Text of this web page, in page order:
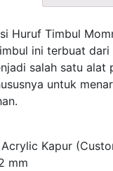
Huruf Timbul
ini terbuat
salah satu
untuk
Acrylic Kapur
mm